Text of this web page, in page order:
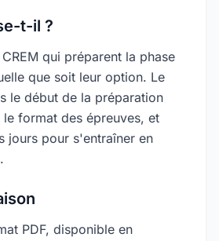
t-il ?
qui préparent la phase
que soit leur option. Le
le début de la préparation
format des épreuves, et
jours pour s'entraîner en
PDF, disponible en